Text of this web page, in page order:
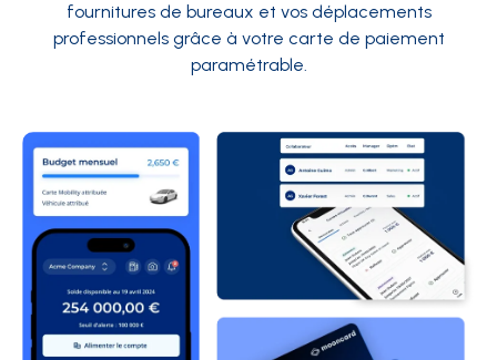
fournitures de bureaux et vos déplacements
professionnels grâce à votre carte de paiement
paramétrable.